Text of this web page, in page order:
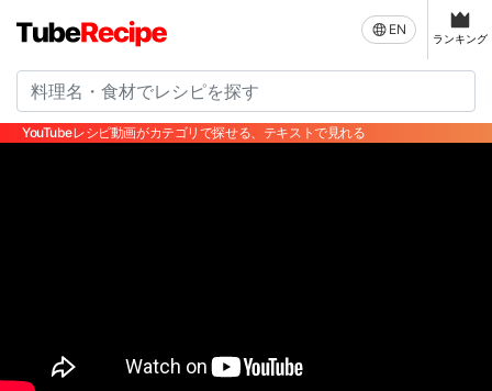
EN
ランキング
YouTubeレシピ動画がカテゴリで探せる、テキストで見れる